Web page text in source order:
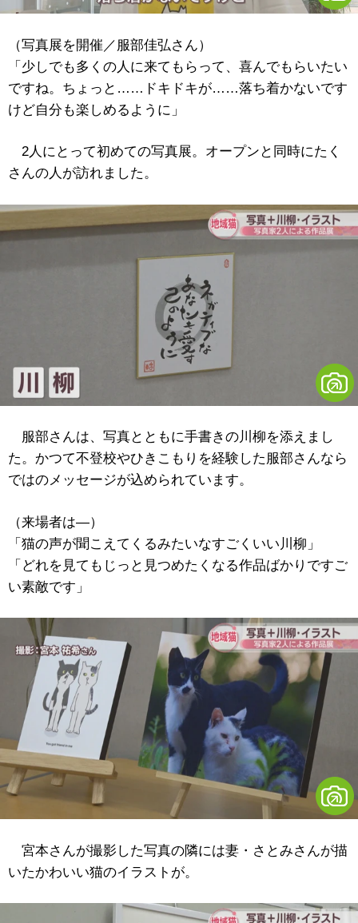
（写真展を開催／服部佳弘さん）
「少しでも多くの人に来てもらって、喜んでもらいたい
ですね。ちょっと……ドキドキが……落ち着かないです
けど自分も楽しめるように」
2人にとって初めての写真展。オープンと同時にたく
さんの人が訪れました。
服部さんは、写真とともに手書きの川柳を添えまし
た。かつて不登校やひきこもりを経験した服部さんなら
ではのメッセージが込められています。
（来場者は―）
「猫の声が聞こえてくるみたいなすごくいい川柳」
「どれを見てもじっと見つめたくなる作品ばかりですご
い素敵です」
宮本さんが撮影した写真の隣には妻・さとみさんが描
いたかわいい猫のイラストが。